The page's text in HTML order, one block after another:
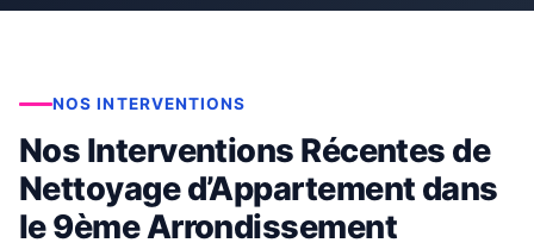
NOS INTERVENTIONS
Nos Interventions Récentes de
Nettoyage d’Appartement dans
le 9ème Arrondissement